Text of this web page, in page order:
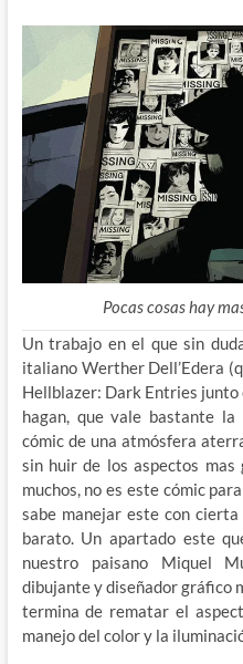
Pocas cosas hay
Un trabajo en el que sin
italiano Werther Dell’Edera
Hellblazer: Dark Entries junto
hagan, que vale bastante
cómic de una atmósfera
sin huir de los aspectos
muchos, no es este cómic
sabe manejar este con
barato. Un apartado este
nuestro paisano Miquel
dibujante y diseñador gráfico
termina de rematar el
manejo del color y la